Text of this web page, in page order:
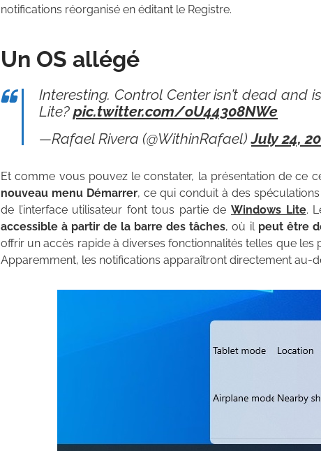
notifications réorganisé en éditant le Registre.
Un OS allégé
Interesting. Control Center isn’t dead and
Lite? pic.twitter.com/oU44308NWe
—Rafael Rivera (@WithinRafael)July 24,
Et comme vous pouvez le constater, la présentation de ce
nouveau menu Démarrer, ce qui conduit à des
de l’interface utilisateur font tous partie de Windows Lite.
accessible à partir de la barre des tâches, où il peut être
offrir un accès rapide à diverses fonctionnalités telles que les
Apparemment, les notifications apparaîtront directement au-